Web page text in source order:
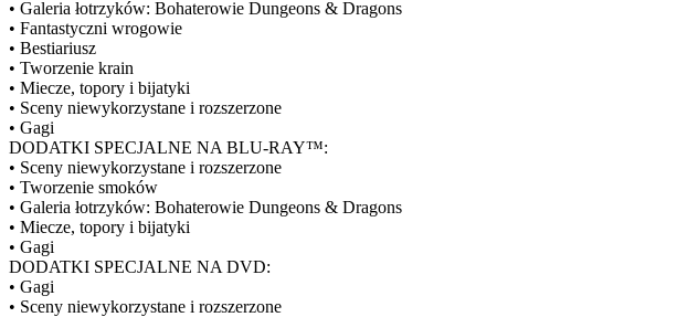
• Galeria łotrzyków: Bohaterowie Dungeons & Dragons
• Fantastyczni wrogowie
• Bestiariusz
• Tworzenie krain
• Miecze, topory i bijatyki
• Sceny niewykorzystane i rozszerzone
• Gagi
DODATKI SPECJALNE NA BLU-RAY™:
• Sceny niewykorzystane i rozszerzone
• Tworzenie smoków
• Galeria łotrzyków: Bohaterowie Dungeons & Dragons
• Miecze, topory i bijatyki
• Gagi
DODATKI SPECJALNE NA DVD:
• Gagi
• Sceny niewykorzystane i rozszerzone